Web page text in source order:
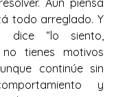
Aún piensa
todo arreglado. Y
dice “lo siento,
tienes motivos
continúe sin
y